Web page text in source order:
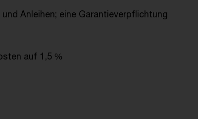
Anleihen; eine Garantieverpflichtung
auf 1,5 %